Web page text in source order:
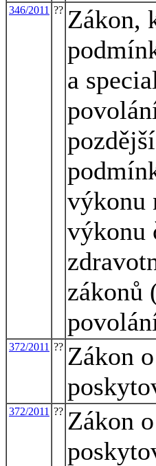
346/2011 ?? Zákon,
a
výkonu
výkonu
zákonů
372/2011 ?? Zákon
372/2011 ?? Zákon